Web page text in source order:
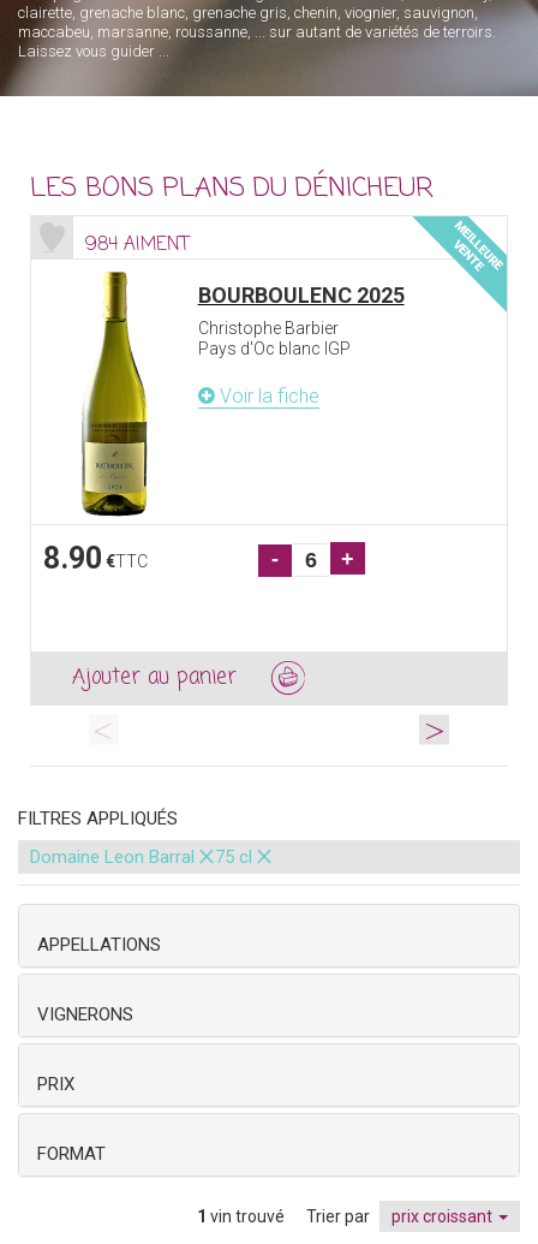
clairette, grenache blanc, grenache gris, chenin, viognier, sauvignon,
maccabeu, marsanne, roussanne, ... sur autant de variétés de terroirs.
Laissez vous guider ...
LES BONS PLANS DU DÉNICHEUR
<
984 AIMENT
BOURBOULENC 2025
Christophe Barbier
Pays d'Oc blanc IGP
Voir la fiche
8.90 €TTC - +
Ajouter au panier
>
FILTRES APPLIQUÉS
Domaine Leon Barral ×75 cl ×
APPELLATIONS
VIGNERONS
PRIX
FORMAT
1 vin trouvé Trier par prix croissant